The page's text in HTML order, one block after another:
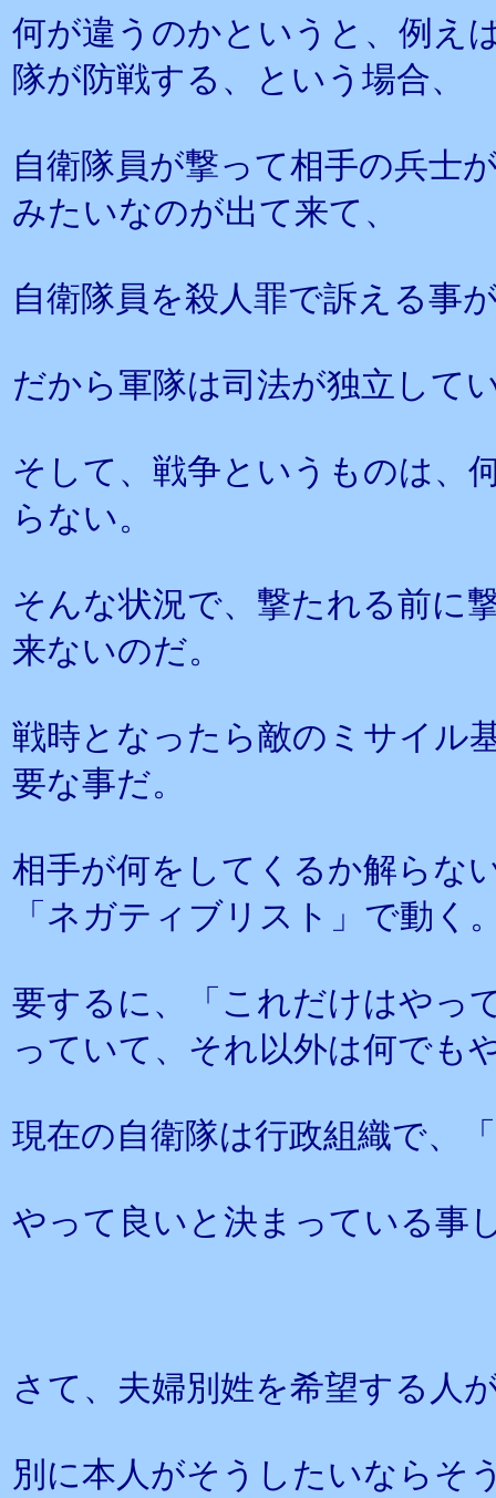
何が違うのかというと、例え
隊が防戦する、という場合、
自衛隊員が撃って相手の兵士
みたいなのが出て来て、
自衛隊員を殺人罪で訴える事
だから軍隊は司法が独立して
そして、戦争というものは、
らない。
そんな状況で、撃たれる前に
来ないのだ。
戦時となったら敵のミサイル
要な事だ。
相手が何をしてくるか解らな
「ネガティブリスト」で動く
要するに、「これだけはやっ
っていて、それ以外は何でも
現在の自衛隊は行政組織で、
やって良いと決まっている事
さて、夫婦別姓を希望する人
別に本人がそうしたいならそ